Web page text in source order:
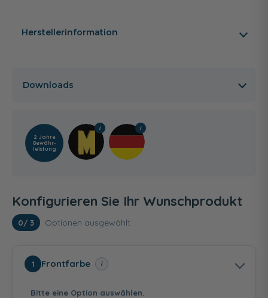
Herstellerinformation
Downloads
2 Jahre
Gewähr­
leistung
Konfigurieren Sie Ihr Wunschprodukt
0/ 3 Optionen ausgewählt
1 Frontfarbe i
Bitte eine Option auswählen.